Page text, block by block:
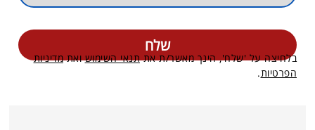
בלחיצה על 'שלח', הינך מאשר/ת אתתנאי השימושואתמדיניות
הפרטיות.